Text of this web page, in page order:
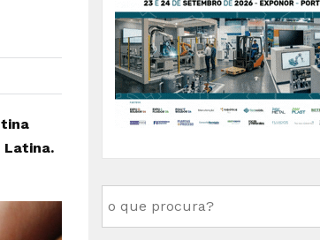
Latina.